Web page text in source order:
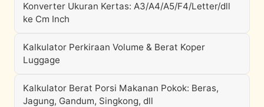
Konverter Ukuran Kertas: A3/A4/A5/F4/Letter/dll
ke Cm Inch
Kalkulator Perkiraan Volume & Berat Koper
Luggage
Kalkulator Berat Porsi Makanan Pokok: Beras,
Jagung, Gandum, Singkong, dll